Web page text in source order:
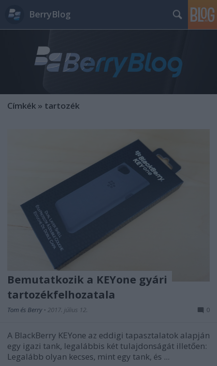
BerryBlog
Címkék » tartozék
Bemutatkozik a KEYone gyári
tartozékfelhozatala
Tom és Berry • 2017. július 12. 0
A BlackBerry KEYone az eddigi tapasztalatok alapján
egy igazi tank, legalábbis két tulajdonságát illetően:
Legalább olyan kecses, mint egy tank, és ...